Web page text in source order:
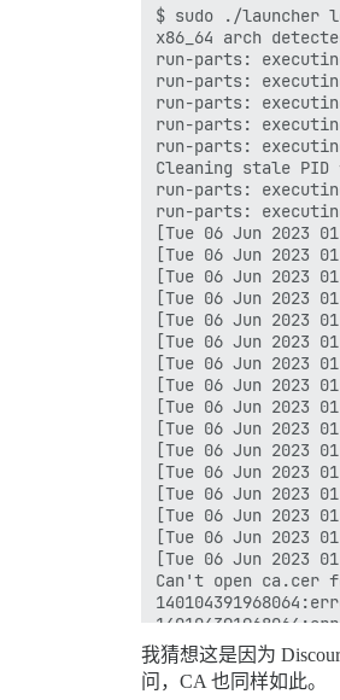
$ sudo ./launcher
x86_64 arch
run-parts:
run-parts:
run-parts:
run-parts:
run-parts:
Cleaning stale
run-parts:
run-parts:
[Tue 06 Jun 2023
[Tue 06 Jun 2023
[Tue 06 Jun 2023
[Tue 06 Jun 2023
[Tue 06 Jun 2023
[Tue 06 Jun 2023
[Tue 06 Jun 2023
[Tue 06 Jun 2023
[Tue 06 Jun 2023
[Tue 06 Jun 2023
[Tue 06 Jun 2023
[Tue 06 Jun 2023
[Tue 06 Jun 2023
[Tue 06 Jun 2023
[Tue 06 Jun 2023
[Tue 06 Jun 2023
Can't open
unable to load
Error loading file
我猜想这是因为
问，CA 也同样如此。